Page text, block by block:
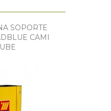
SOPORTE
CAMI